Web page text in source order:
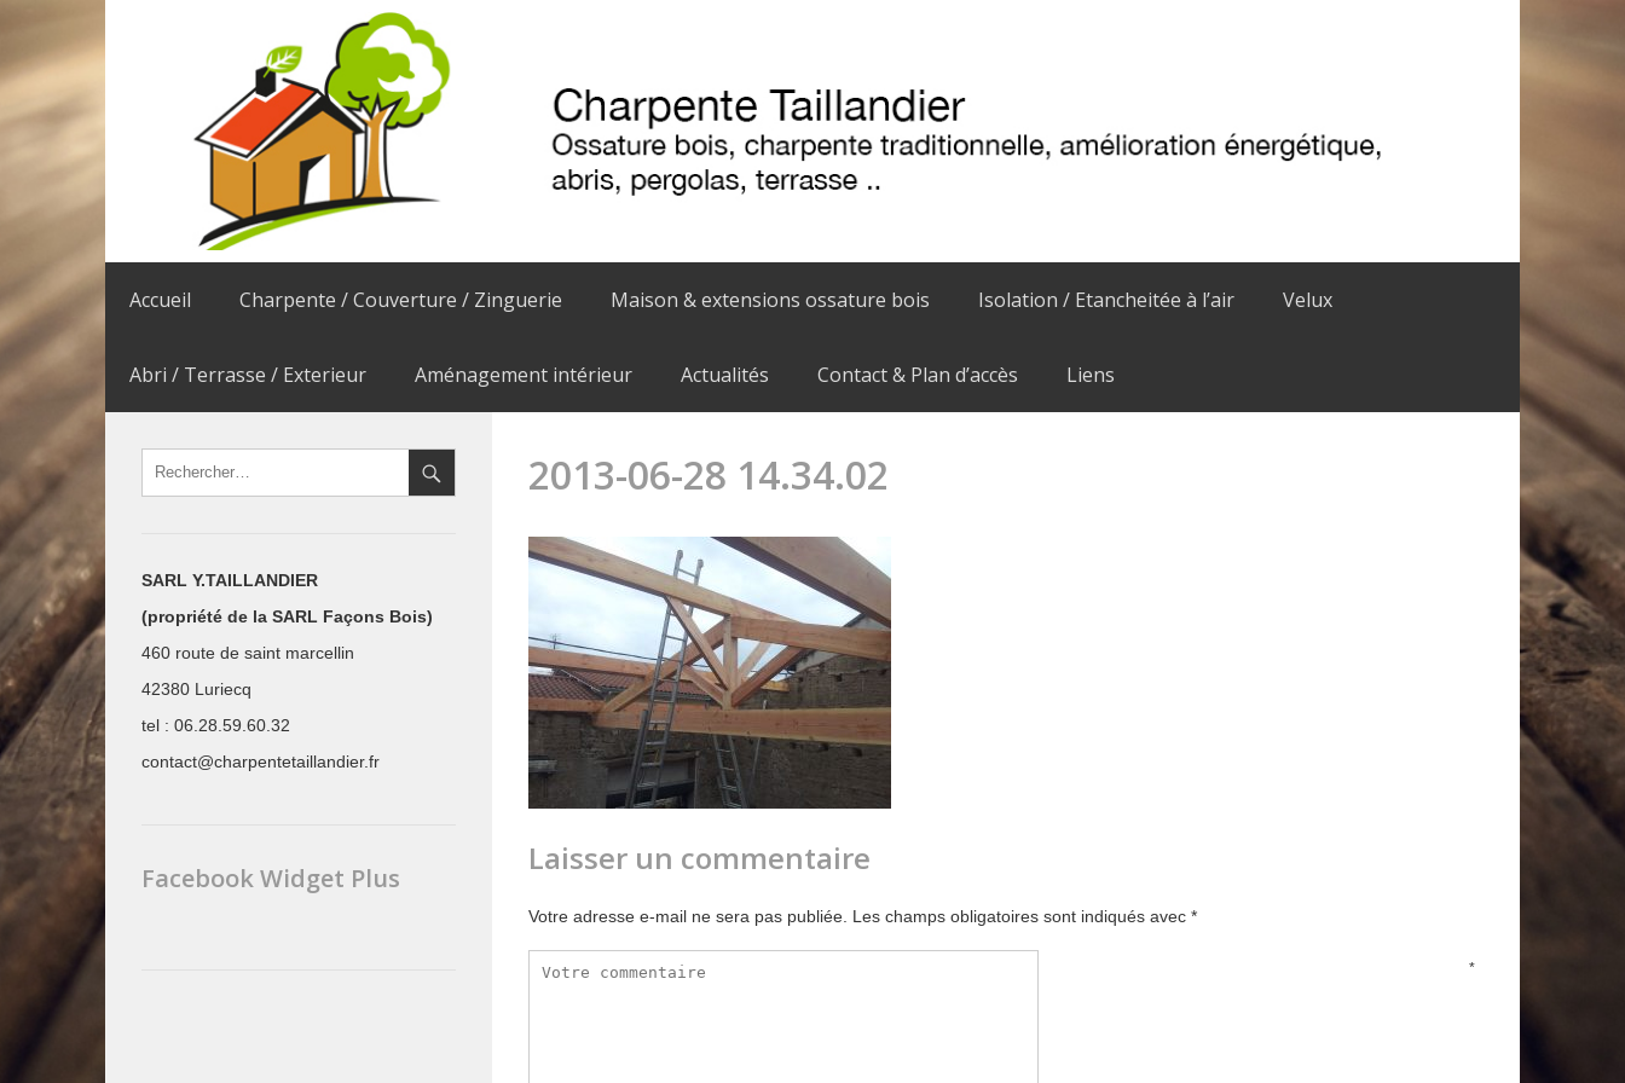
Accueil Charpente / Couverture / Zinguerie Maison & extensions ossature bois Isolation / Etancheitée à l’air Velux
Abri / Terrasse / Exterieur Aménagement intérieur Actualités Contact & Plan d’accès Liens
SARL Y.TAILLANDIER
(propriété de la SARL Façons Bois)
460 route de saint marcellin
42380 Luriecq
tel : 06.28.59.60.32
contact@charpentetaillandier.fr
Facebook Widget Plus
2013-06-28 14.34.02
Laisser un commentaire
Votre adresse e-mail ne sera pas publiée. Les champs obligatoires sont indiqués avec *
*